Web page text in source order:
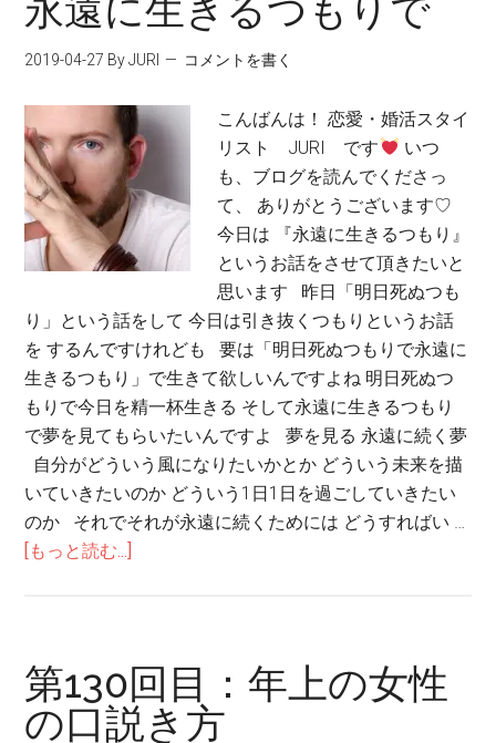
永遠に生きるつもりで
2019-04-27 By JURI コメントを書く
こんばんは！ 恋愛・婚活スタイ
リスト JURI です
いつ
も、ブログを読んでくださっ
て、 ありがとうございます♡
今日は 『永遠に生きるつもり』
というお話をさせて頂きたいと
思います 昨日「明日死ぬつも
り」という話をして 今日は引き抜くつもりというお話
を するんですけれども 要は「明日死ぬつもりで永遠に
生きるつもり」で生きて欲しいんですよね 明日死ぬつ
もりで今日を精一杯生きる そして永遠に生きるつもり
で夢を見てもらいたいんですよ 夢を見る 永遠に続く夢
自分がどういう風になりたいかとか どういう未来を描
いていきたいのか どういう1日1日を過ごしていきたい
のか それでそれが永遠に続くためには どうすればい …
[もっと読む...]
第130回目：年上の女性
の口説き方